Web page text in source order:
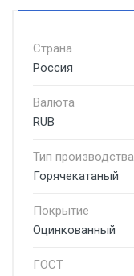
Страна
Россия
Валюта
RUB
Тип производства
Горячекатаный
Покрытие
Оцинкованный
ГОСТ